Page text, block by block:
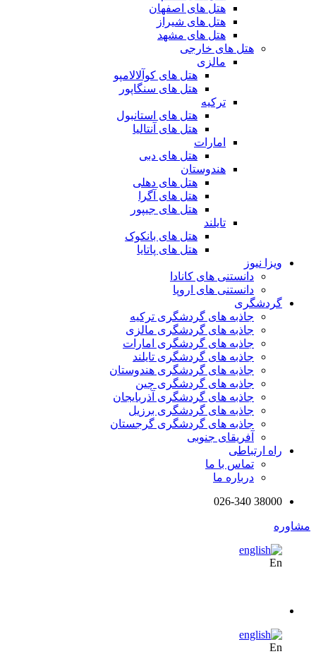
هتل های اصفهان
هتل های شیراز
هتل های مشهد
هتل های خارجی
مالزی
هتل های کوآلالامپو
هتل های سنگاپور
ترکیه
هتل های استانبول
هتل های آنتالیا
امارات
هتل های دبی
هندوستان
هتل های دهلی
هتل های آگرا
هتل های جیپور
تایلند
هتل های بانکوک
هتل های پاتایا
ویزا نیوز
دانستنی های کانادا
دانستنی های اروپا
گردشگری
جاذبه های گردشگری ترکیه
جاذبه های گردشگری مالزی
جاذبه های گردشگری امارات
جاذبه های گردشگری تایلند
جاذبه های گردشگری هندوستان
جاذبه های گردشگری چین
جاذبه های گردشگری آذربایجان
جاذبه های گردشگری برزیل
جاذبه های گردشگری گرجستان
آفریقای جنوبی
راه ارتباطی
تماس با ما
درباره ما
38000 026-340
مشاوره
En
En